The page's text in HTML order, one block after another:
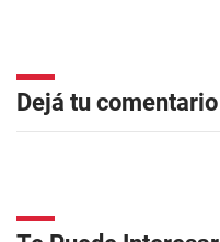
Dejá tu comentario